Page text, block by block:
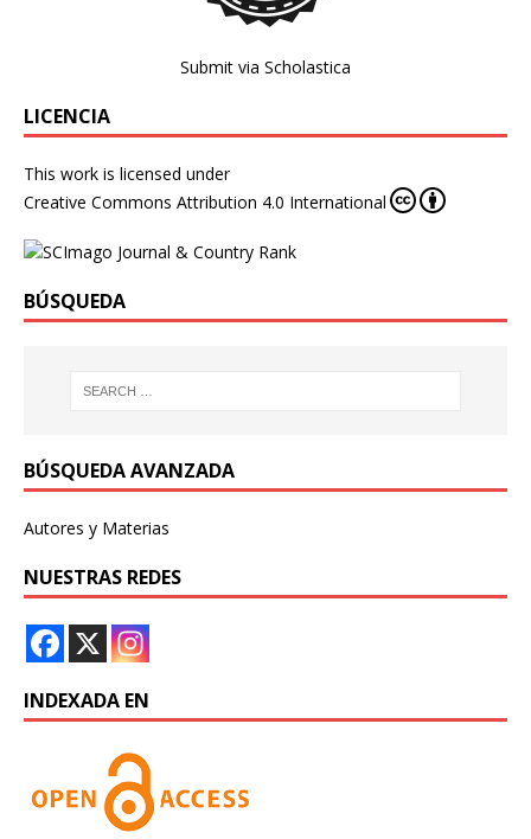
Submit via Scholastica
LICENCIA
This work is licensed under
Creative Commons Attribution 4.0 International
BÚSQUEDA
BÚSQUEDA AVANZADA
Autores y Materias
NUESTRAS REDES
INDEXADA EN